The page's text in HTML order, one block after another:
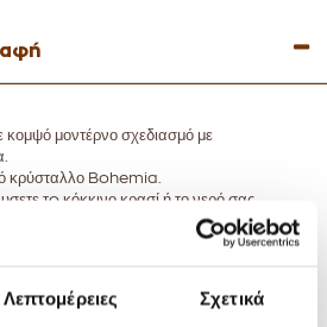
Λεπτομέρειες Σχετικά
κομψό μοντέρνο σχεδιασμό με
κρύσταλλο Bohemia.
τo κόκκινο κρασί ή το νερό σας.
ποτήρια της σειράς για ένα
6τεμ.